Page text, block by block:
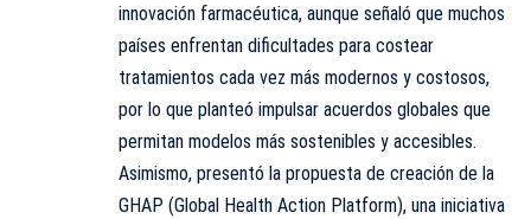
innovación farmacéutica, aunque señaló que muchos
países enfrentan dificultades para costear
tratamientos cada vez más modernos y costosos,
por lo que planteó impulsar acuerdos globales que
permitan modelos más sostenibles y accesibles.
Asimismo, presentó la propuesta de creación de la
GHAP (Global Health Action Platform), una iniciativa